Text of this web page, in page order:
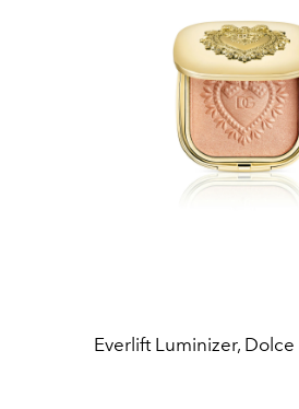
Everlift Luminizer,